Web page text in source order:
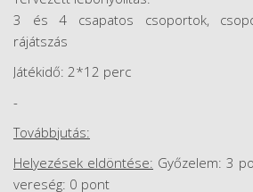
3 és 4 csapatos csoportok,
rájátszás
Játékidő: 2*12 perc
-
Továbbjutás:
Helyezések eldöntése: Győzelem: 3
vereség: 0 pont